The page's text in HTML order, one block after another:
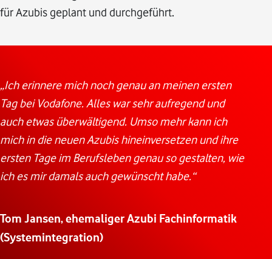
für Azubis geplant und durchgeführt.
„Ich erinnere mich noch genau an meinen ersten
Tag bei Vodafone. Alles war sehr aufregend und
auch etwas überwältigend. Umso mehr kann ich
mich in die neuen Azubis hineinversetzen und ihre
ersten Tage im Berufsleben genau so gestalten, wie
ich es mir damals auch gewünscht habe.“
Tom Jansen, ehemaliger Azubi Fachinformatik
(Systemintegration)